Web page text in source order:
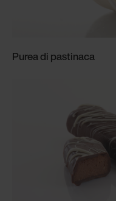
Purea di pastinaca